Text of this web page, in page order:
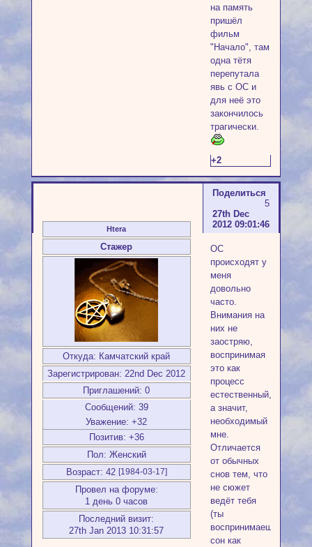
на память
пришёл
фильм
"Начало", там
одна тётя
перепутала
явь с ОС и
для неё это
закончилось
трагически.
+2
Поделиться
5
27th Dec
2012 09:01:46
Htera
Стажер
Откуда: Камчатский край
Зарегистрирован: 22nd Dec 2012
Приглашений: 0
Сообщений: 39
Уважение: +32
Позитив: +36
Пол: Женский
Возраст: 42 [1984-03-17]
Провел на форуме:
1 день 0 часов
Последний визит:
27th Jan 2013 10:31:57
ОС
происходят у
меня
довольно
часто.
Внимания на
них не
заостряю,
воспринимая
это как
процесс
естественный,
а значит,
необходимый
мне.
Отличается
от обычных
снов тем, что
не сюжет
ведёт тебя
(ты
воспринимаешь
сон как